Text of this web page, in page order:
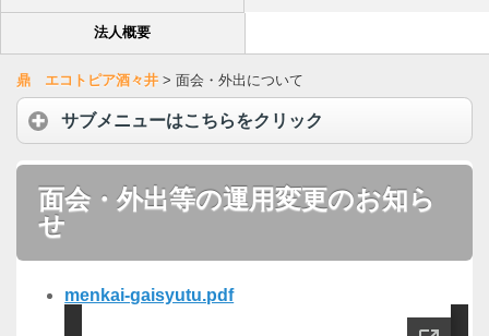
法人概要
鼎 エコトピア酒々井 > 面会・外出について
サブメニューはこちらをクリック
面会・外出等の運用変更のお知ら
せ
menkai-gaisyutu.pdf